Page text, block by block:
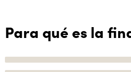
Para qué es la